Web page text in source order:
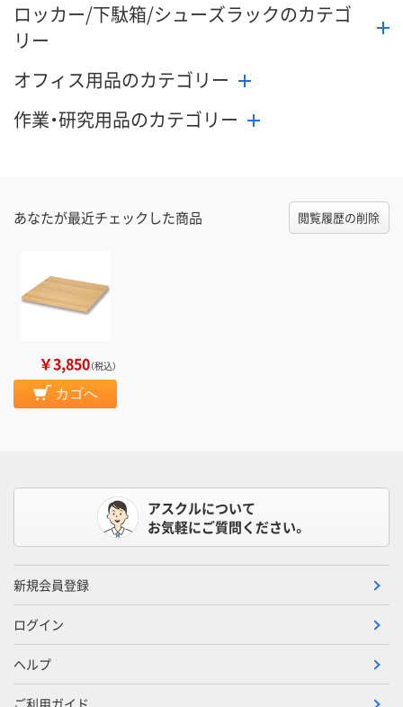
ロッカー/下駄箱/シューズラックのカテゴ
リー
オフィス用品のカテゴリー
作業・研究用品のカテゴリー
あなたが最近チェックした商品 閲覧履歴の削除
￥3,850（税込）
カゴへ
アスクルについて
お気軽にご質問ください。
新規会員登録
ログイン
ヘルプ